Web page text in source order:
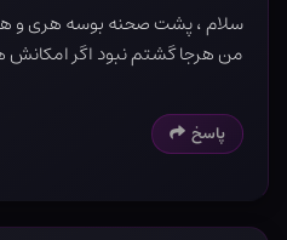
سلام ، پشت صحنه بوسه هری و
من هرجا گشتم نبود اگر
پاسخ